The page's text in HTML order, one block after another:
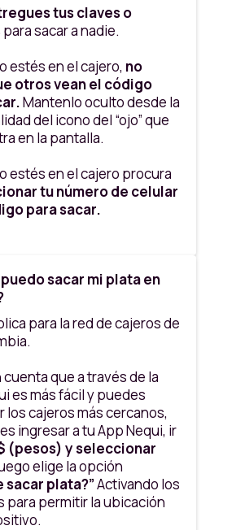
tus claves o
para sacar a nadie.
estés en el cajero, no
otros vean el código
Mantenlo oculto desde la
del icono del “ojo” que
en la pantalla.
estés en el cajero procura
tu número de celular
para sacar.
en pantalla.
retiros de altas sumas de
que desde Nequi
plata a otros Nequi
banco.
ayuda de personas que
sacar mi plata en
para la red de cajeros de
cuenta que a través de la
es más fácil y puedes
los cajeros más cercanos,
ingresar a tu App Nequi, ir
(pesos) y seleccionar
elige la opción
sacar plata?”Activando los
para permitir la ubicación